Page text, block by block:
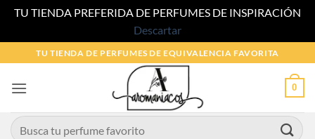
TU TIENDA PREFERIDA DE PERFUMES DE INSPIRACIÓN
Descartar
al
contenido
TU TIENDA DE PERFUMES DE EQUIVALENCIA FAVORITA
0
Buscar